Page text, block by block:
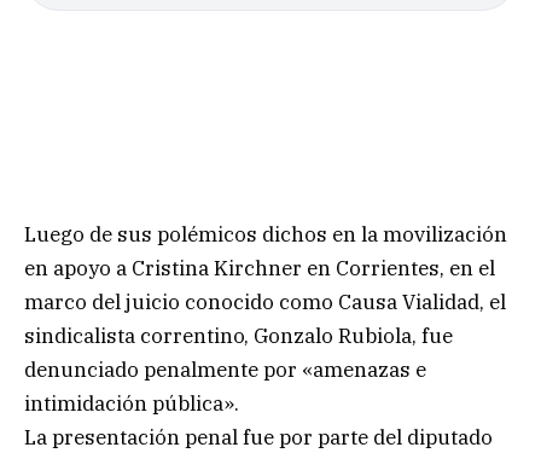
Luego de sus polémicos dichos en la movilización
en apoyo a Cristina Kirchner en Corrientes, en el
marco del juicio conocido como Causa Vialidad, el
sindicalista correntino, Gonzalo Rubiola, fue
denunciado penalmente por «amenazas e
intimidación pública».
La presentación penal fue por parte del diputado